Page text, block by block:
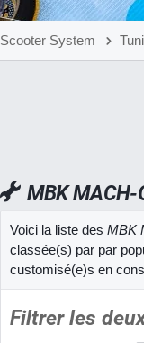
Scooter System
MBK MACH-
Voici la liste des MBK
classée(s) par par
customisé(e)s en
Filtrer les